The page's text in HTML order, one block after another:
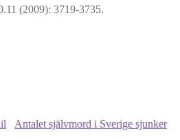
(2009): 3719-3735.
Antalet självmord i Sverige sjunker